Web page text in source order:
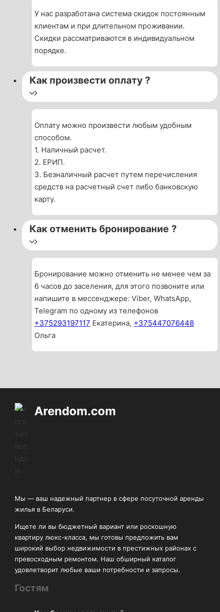
У нас разработана система скидок постоянным
клиентам и при длительном проживании.
Скидки рассматриваются в индивидуальном
порядке.
Как произвести оплату ?
Оплату можно произвести любым удобным
способом.
1. Наличный расчет.
2. ЕРИП.
3. Безналичный расчет путем перечисления
средств на расчетный счет либо банковскую
карту.
Как отменить бронирование ?
Бронирование можно отменить не менее чем за
6 часов до заселения, для этого позвоните или
напишите в мессенджере: Viber, WhatsApp,
Telegram по одному из телефонов
+375293197117 Екатерина, +375447076448
Ольга
Arendom.com
Мы — ваш надежный партнер в сфере посуточной аренды
жилья в Беларуси.
Ищете ли вы бюджетный вариант или роскошную
квартиру люкс-класса, мы готовы предложить вам
широкий выбор недвижимости в престижных районах с
превосходным ремонтом. Наш обширный каталог
удовлетворит любые ваши потребности и запросы.
Гостям